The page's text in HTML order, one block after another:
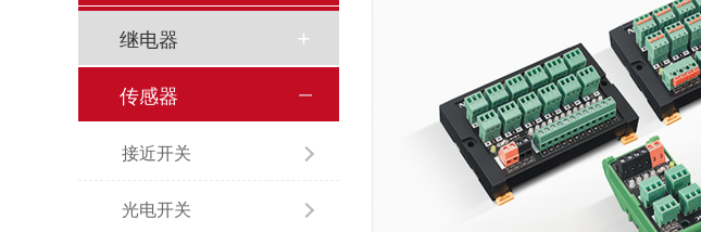
继电器
传感器
接近开关
光电开关